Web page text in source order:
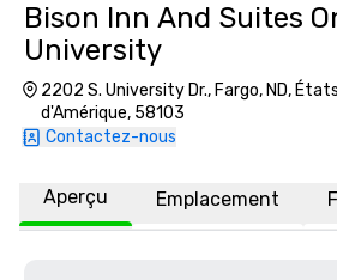
Bison Inn And Suites
University
2202 S. University Dr., Fargo, ND,
d'Amérique, 58103
Contactez-nous
Aperçu Emplacement